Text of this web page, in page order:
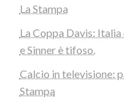
La Stampa
La Coppa Davis:
e Sinner è tifoso.
Calcio in televisione:
Stampa